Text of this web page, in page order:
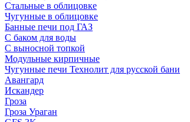
Стальные в облицовке
Чугунные в облицовке
Банные печи под ГАЗ
С баком для воды
С выносной топкой
Модульные кирпичные
Чугунные печи Технолит для русской бани
Авангард
Искандер
Гроза
Гроза Ураган